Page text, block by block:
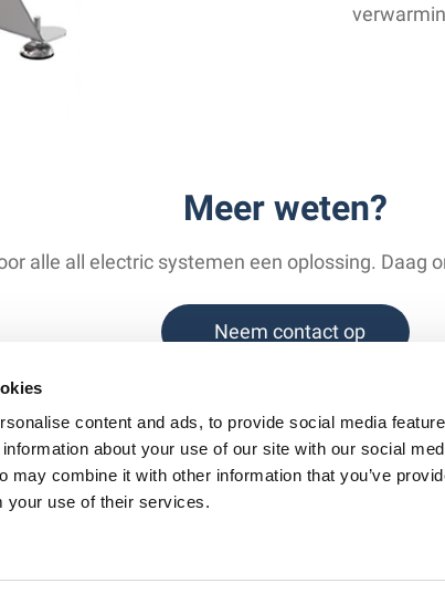
content and ads, to provide social media
about your use of our site with our social
may combine it with other information that you’ve
your use of their services.
Meer weten?
alle all electric systemen een oplossing. Daag
Neem contact op
Handleidingen Vacatures